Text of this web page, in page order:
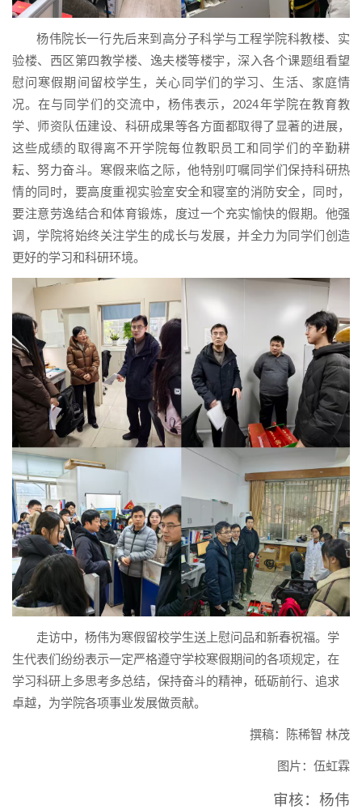
杨伟院长一行先后来到高分子科学与工程学院科教楼、实
验楼、西区第四教学楼、逸夫楼等楼宇，深入各个课题组看望
慰问寒假期间留校学生，关心同学们的学习、生活、家庭情
况。在与同学们的交流中，杨伟表示，2024年学院在教育教
学、师资队伍建设、科研成果等各方面都取得了显著的进展，
这些成绩的取得离不开学院每位教职员工和同学们的辛勤耕
耘、努力奋斗。寒假来临之际，他特别叮嘱同学们保持科研热
情的同时，要高度重视实验室安全和寝室的消防安全，同时，
要注意劳逸结合和体育锻炼，度过一个充实愉快的假期。他强
调，学院将始终关注学生的成长与发展，并全力为同学们创造
更好的学习和科研环境。
走访中，杨伟为寒假留校学生送上慰问品和新春祝福。学
生代表们纷纷表示一定严格遵守学校寒假期间的各项规定，在
学习科研上多思考多总结，保持奋斗的精神，砥砺前行、追求
卓越，为学院各项事业发展做贡献。
撰稿：陈稀智 林茂
图片：伍虹霖
审核：杨伟